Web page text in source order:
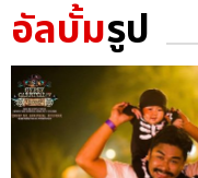
อัลบั้มรูป